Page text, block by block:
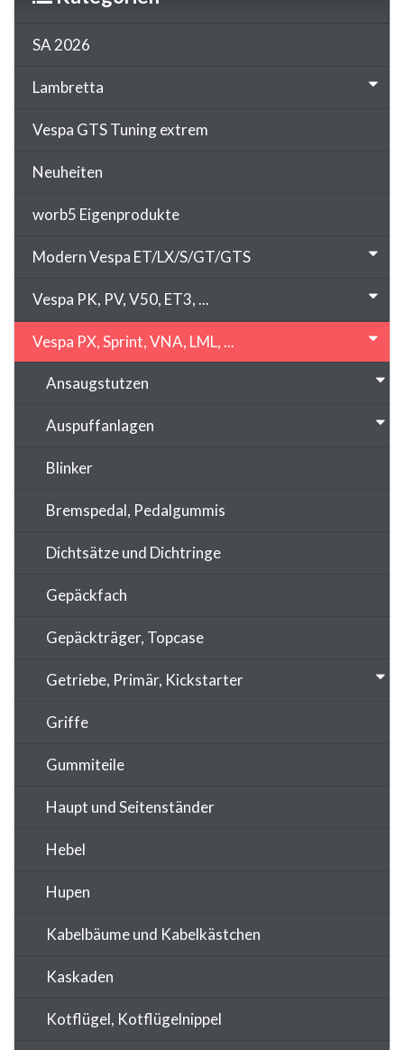
SA 2026
Lambretta
Vespa GTS Tuning extrem
Neuheiten
worb5 Eigenprodukte
Modern Vespa ET/LX/S/GT/GTS
Vespa PK, PV, V50, ET3, ...
Vespa PX, Sprint, VNA, LML, ...
Ansaugstutzen
Auspuffanlagen
Blinker
Bremspedal, Pedalgummis
Dichtsätze und Dichtringe
Gepäckfach
Gepäckträger, Topcase
Getriebe, Primär, Kickstarter
Griffe
Gummiteile
Haupt und Seitenständer
Hebel
Hupen
Kabelbäume und Kabelkästchen
Kaskaden
Kotflügel, Kotflügelnippel